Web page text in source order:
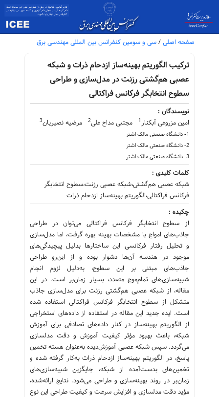
صفحه اصلی / سی و سومین کنفرانس بین المللی مهندسی برق
ترکیب الگوریتم بهینه‌ساز ازدحام ذرات و شبکه
عصبی هم‌گشتی رزنت در مدل‌سازی و طراحی
سطوح انتخابگر فرکانس فراکتالی
نویسندگان :
امین مزروعی آبکنار 1 مجتبی مداح علی2 مرضیه نصیریان3
1- دانشگاه صنعتی مالک اشتر
2- دانشگاه صنعتی مالک اشتر
3- دانشگاه صنعتی مالک اشتر
کلمات کلیدی :
شبکه عصبی هم‌گشتی،شبکه عصبی رزنت،سطوح انتخابگر
فرکانس فراکتالی،الگوریتم بهینه‌ساز ازدحام ذرات
چکیده :
از سطوح انتخابگر فرکانس فراکتالی می‌توان در طراحی
جاذب‌های امواج با مشخصات بهینه بهره گرفت، اما مدل‌سازی
و تحلیل رفتار فرکانسی این ساختارها بدلیل پیچیدگی‌های
موجود در هندسه آن‌ها دشوار بوده و از این‌رو طراحی
جاذب‌های مبتنی بر این سطوح، به‌دلیل لزوم انجام
شبیه‌سازی‌های تمام‌موج متعدد، بسیار زمان‌بر است. در این
مقاله، از شبکه عصبی هم‌گشتی رزنت برای مدل‌سازی جاذب
متشکل از سطوح انتخابگر فرکانس فراکتالی استفاده شده
است. ایده جدید این مقاله در استفاده از داده‌های استخراجی
از الگوریتم بهینه‌ساز در کنار داده‌های تصادفی برای آموزش
شبکه، باعث بهبود مؤثر کیفیت آموزش و دقت مدلسازی
می‌گردد. سپس شبکه عصبی آموزش‌دیده به‌عنوان هسته تخمین
پاسخ، در الگوریتم بهینه‌ساز ازدحام ذرات به‌کار گرفته شده و
تخمین‌های بدست‌آمده از شبکه، جایگزین شبیه‌سازی‌های
زمان‌بر در روند بهینه‌سازی و طراحی می‌شود. نتایج ارائه‌شده،
مؤید دقت مدلسازی و افزایش سرعت و کیفیت طراحی این نوع